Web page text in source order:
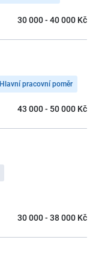
30 000 - 40 000 Kč
Hlavní pracovní poměr
43 000 - 50 000 Kč
30 000 - 38 000 Kč